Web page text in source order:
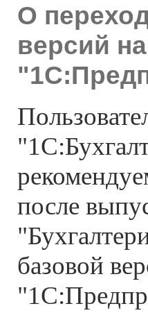
О
версий
после
базовой